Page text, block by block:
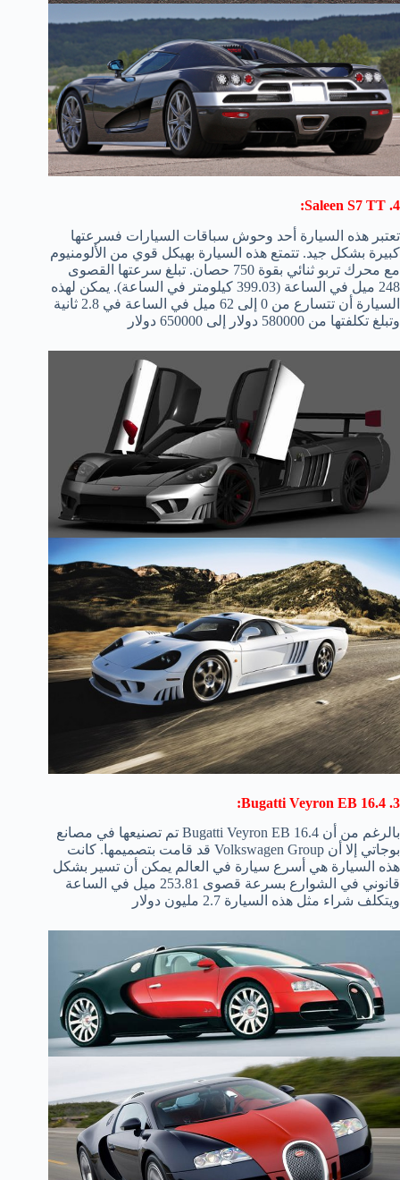
4. Saleen S7 TT:
تعتبر هذه السيارة أحد وحوش سباقات السيارات فسرعتها
كبيرة بشكل جيد. تتمتع هذه السيارة بهيكل قوي من الألومنيوم
مع محرك تربو ثنائي بقوة 750 حصان. تبلغ سرعتها القصوى
248 ميل في الساعة (399.03 كيلومتر في الساعة). يمكن لهذه
السيارة أن تتسارع من 0 إلى 62 ميل في الساعة في 2.8 ثانية
وتبلغ تكلفتها من 580000 دولار إلى 650000 دولار
3. Bugatti Veyron EB 16.4:
بالرغم من أن Bugatti Veyron EB 16.4 تم تصنيعها في مصانع
بوجاتي إلا أن Volkswagen Group قد قامت بتصميمها. كانت
هذه السيارة هي أسرع سيارة في العالم يمكن أن تسير بشكل
قانوني في الشوارع بسرعة قصوى 253.81 ميل في الساعة
ويتكلف شراء مثل هذه السيارة 2.7 مليون دولار